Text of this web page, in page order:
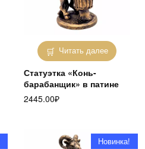
Читать далее
Статуэтка «Конь-
барабанщик» в патине
2445.00₽
Новинка!